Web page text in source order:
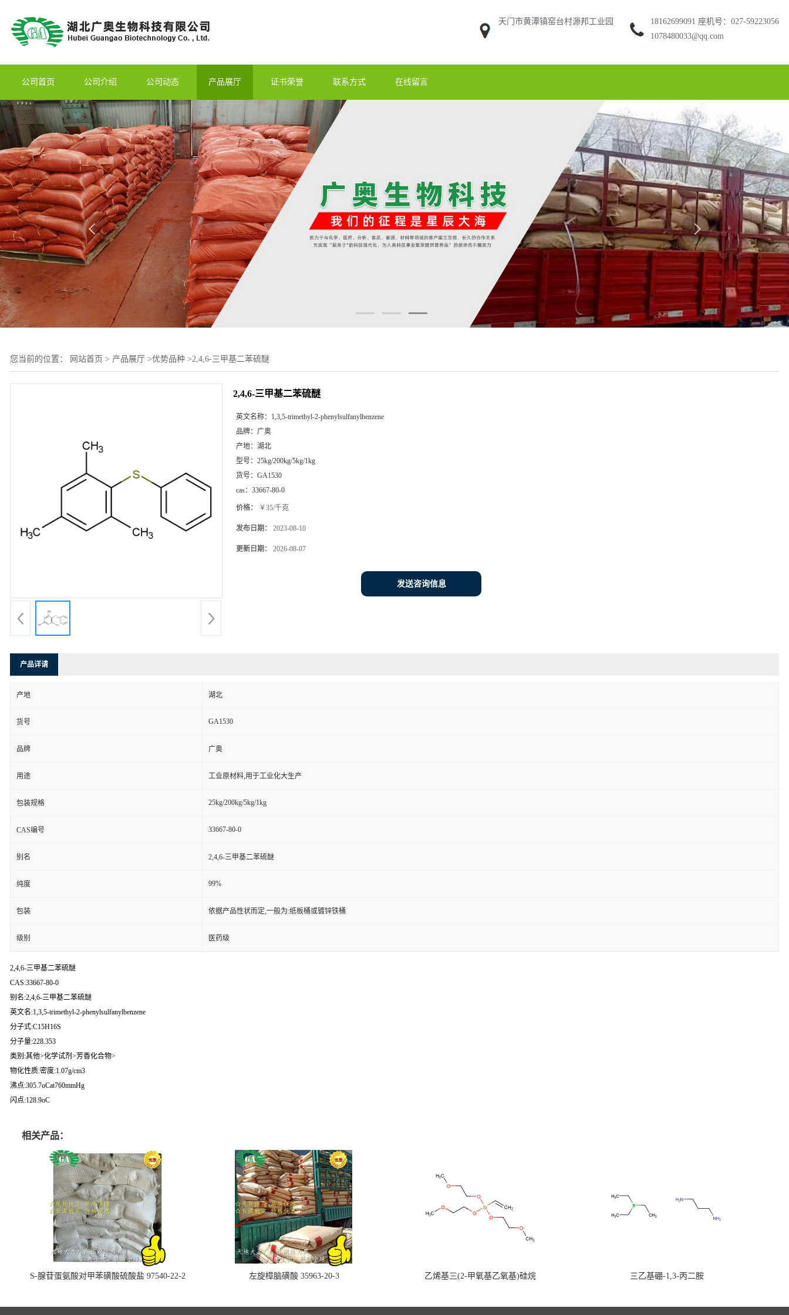
天门市黄潭镇窑台村源邦工业园
18162699091 座机号：027-59223056
1078480033@qq.com
公司首页 公司介绍 公司动态 产品展厅 证书荣誉 联系方式 在线留言
您当前的位置： 网站首页 > 产品展厅 >优势品种 >2,4,6-三甲基二苯硫醚
2,4,6-三甲基二苯硫醚
英文名称： 1,3,5-trimethyl-2-phenylsulfanylbenzene
品牌： 广奥
产地： 湖北
型号： 25kg/200kg/5kg/1kg
货号： GA1530
cas： 33667-80-0
价格： ￥35/千克
发布日期： 2023-08-10
更新日期： 2026-08-07
发送咨询信息
产品详请
产地 湖北
货号 GA1530
品牌 广奥
用途 工业原材料,用于工业化大生产
包装规格 25kg/200kg/5kg/1kg
CAS编号 33667-80-0
别名 2,4,6-三甲基二苯硫醚
纯度 99%
包装 依据产品性状而定,一般为:纸板桶或镀锌铁桶
级别 医药级
2,4,6-三甲基二苯硫醚
CAS:33667-80-0
别名:2,4,6-三甲基二苯硫醚
英文名:1,3,5-trimethyl-2-phenylsulfanylbenzene
分子式:C15H16S
分子量:228.353
类别:其他>化学试剂>芳香化合物>
物化性质:密度:1.07g/cm3
沸点:305.7oCat760mmHg
闪点:128.9oC
相关产品：
S-腺苷蛋氨酸对甲苯磺酸硫酸盐 97540-22-2 左旋樟脑磺酸 35963-20-3 乙烯基三(2-甲氧基乙氧基)硅烷 三乙基硼-1,3-丙二胺